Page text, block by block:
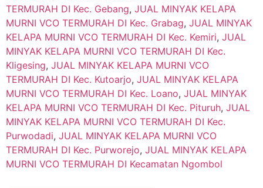
TERMURAH DI Kec. Gebang, JUAL MINYAK KELAPA
MURNI VCO TERMURAH DI Kec. Grabag, JUAL MINYAK
KELAPA MURNI VCO TERMURAH DI Kec. Kemiri, JUAL
MINYAK KELAPA MURNI VCO TERMURAH DI Kec.
Kligesing, JUAL MINYAK KELAPA MURNI VCO
TERMURAH DI Kec. Kutoarjo, JUAL MINYAK KELAPA
MURNI VCO TERMURAH DI Kec. Loano, JUAL MINYAK
KELAPA MURNI VCO TERMURAH DI Kec. Pituruh, JUAL
MINYAK KELAPA MURNI VCO TERMURAH DI Kec.
Purwodadi, JUAL MINYAK KELAPA MURNI VCO
TERMURAH DI Kec. Purworejo, JUAL MINYAK KELAPA
MURNI VCO TERMURAH DI Kecamatan Ngombol